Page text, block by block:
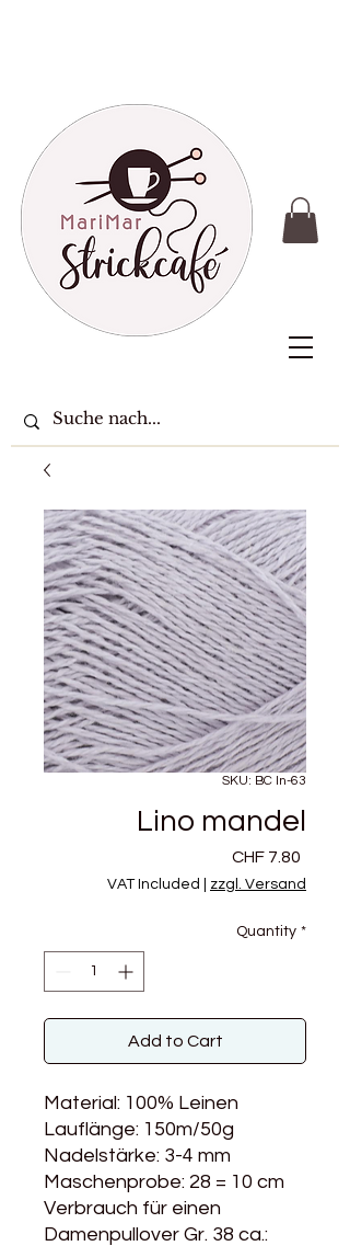
SKU: BC ln-63
Lino mandel
CHF 7.80
VAT Included zzgl. Versand
Quantity *
Add to Cart
Material: 100% Leinen
Lauflänge: 150m/50g
Nadelstärke: 3-4 mm
Maschenprobe: 28 = 10 cm
Verbrauch für einen
Damenpullover Gr. 38 ca.: